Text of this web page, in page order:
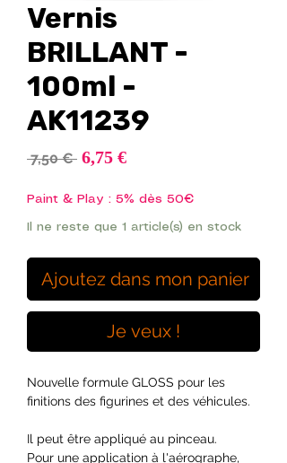
Vernis
BRILLANT -
100ml -
AK11239
7,50 € Prix
6,75 €Prix
Paint & Play : 5% dès 50€
Il ne reste que 1 article(s) en stock
Ajoutez dans mon panier
Je veux !
Nouvelle formule GLOSS pour les
finitions des figurines et des véhicules.
Il peut être appliqué au pinceau.
Pour une application à l'aérographe,